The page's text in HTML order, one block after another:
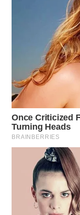
INFRASTRUKTUR
WAHANA
KONSUMEN
WAHANA
LISTRIK
WAHANA
TRAVEL
WAHANA
TV
WAHANANEWS
ID